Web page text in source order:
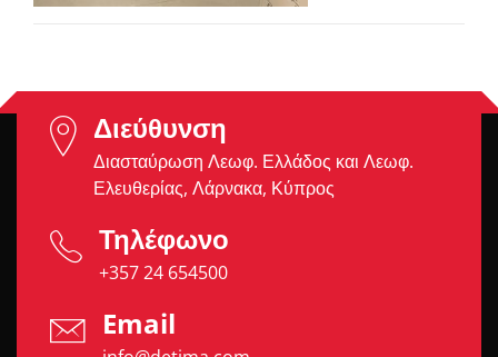
Διεύθυνση
Διασταύρωση Λεωφ. Ελλάδος και Λεωφ.
Ελευθερίας, Λάρνακα, Κύπρος
Τηλέφωνο
+357 24 654500
Email